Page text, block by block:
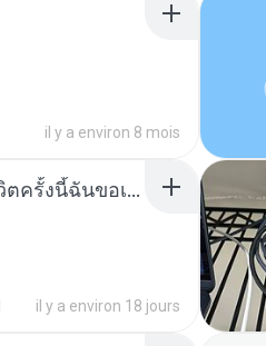
il y a environ 8 mois
ย้อนเวลากลับมาในยุค 70 ชีวิตครั้งนี้ฉันขอเลือกเอง จบ.pdf
il y a environ 18 jours